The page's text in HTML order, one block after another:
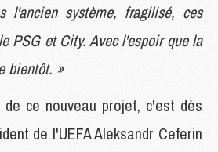
l'ancien système, fragilisé, ces
PSG et City. Avec l'espoir que la
bientôt. »
ce nouveau projet, c'est dès
de l'UEFA Aleksandr Ceferin